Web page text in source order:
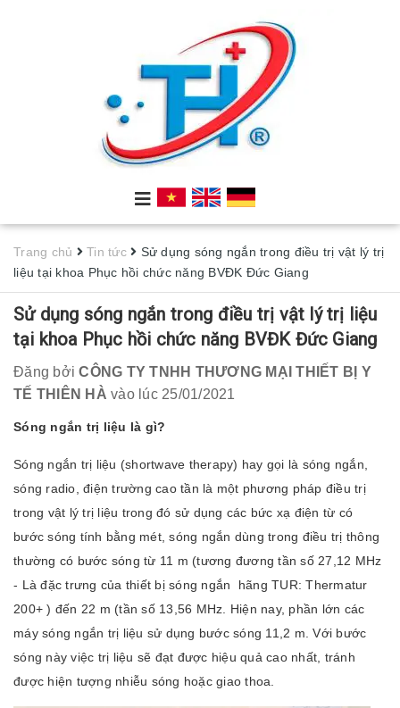
Trang chủ Tin tức
Sử dụng sóng ngắn trong điều trị vật lý trị
liệu tại khoa Phục hồi chức năng BVĐK Đức Giang
Sử dụng sóng ngắn trong điều trị vật lý trị liệu
tại khoa Phục hồi chức năng BVĐK Đức Giang
Đăng bởiCÔNG TY TNHH THƯƠNG MẠI THIẾT BỊ Y
TẾ THIÊN HÀ vào lúc 25/01/2021
Sóng ngắn trị liệu là gì?
Sóng ngắn trị liệu (shortwave therapy) hay gọi là sóng ngắn,
sóng radio, điện trường cao tần là một phương pháp điều trị
trong vật lý trị liệu trong đó sử dụng các bức xạ điện từ có
bước sóng tính bằng mét, sóng ngắn dùng trong điều trị thông
thường có bước sóng từ 11 m (tương đương tần số 27,12 MHz
- Là đặc trưng của thiết bị sóng ngắn hãng TUR: Thermatur
200+ ) đến 22 m (tần số 13,56 MHz. Hiện nay, phần lớn các
máy sóng ngắn trị liệu sử dụng bước sóng 11,2 m. Với bước
sóng này việc trị liệu sẽ đạt được hiệu quả cao nhất, tránh
được hiện tượng nhiễu sóng hoặc giao thoa.